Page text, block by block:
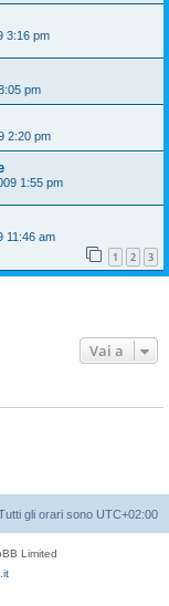
3:16 pm
pm
2:20 pm
1:55 pm
11:46 am
1 2 3
Vai a
gli orari sono UTC+02:00
Limited